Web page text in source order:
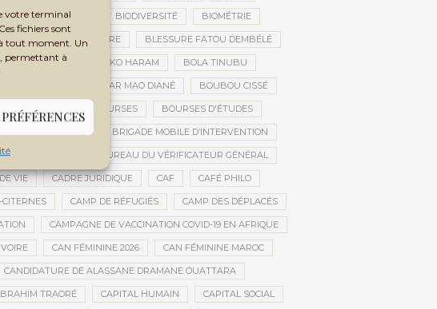
votre terminal
fichiers sont
tout moment. Un
permettant à
BINTOU BIODIVERSITÉ BIOMÉTRIE
BLESSÉS DE GUERRE BLESSURE FATOU DEMBÉLÉ
BOKAR BIRO BOKO HARAM BOLA TINUBU
BOUBACAR MAO DIANÉ BOUBOU CISSÉ
KANSAYE BOURSES BOURSES D'ÉTUDES
BRIGADE MOBILE D’INTERVENTION
BUREAU DU VÉRIFICATEUR GÉNÉRAL
VIE CADRE JURIDIQUE CAF CAFÉ PHILO
CAMP DE RÉFUGIÉS CAMP DES DÉPLACÉS
CAMPAGNE DE VACCINATION COVID-19 EN AFRIQUE
CAN FÉMININE 2026 CAN FÉMININE MAROC
CANDIDATURE DE ALASSANE DRAMANE OUATTARA
TRAORÉ CAPITAL HUMAIN CAPITAL SOCIAL